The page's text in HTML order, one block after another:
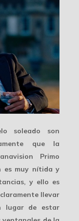
soleado son
que la
Primo
es muy nítida y
y ello es
llevar
lugar de estar